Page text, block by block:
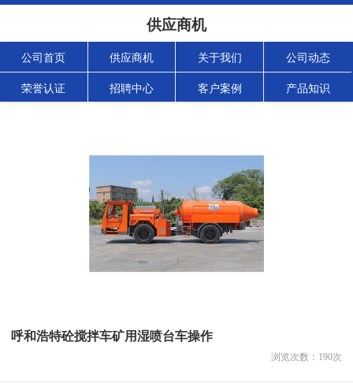
供应商机
公司首页 供应商机 关于我们 公司动态
荣誉认证 招聘中心 客户案例 产品知识
呼和浩特砼搅拌车矿用湿喷台车操作
浏览次数： 190次